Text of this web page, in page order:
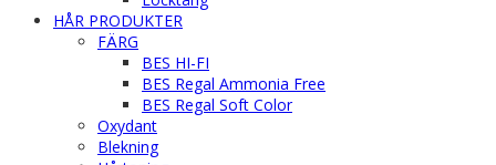
HÅR PRODUKTER
FÄRG
BES HI-FI
BES Regal Ammonia Free
BES Regal Soft Color
Oxydant
Blekning